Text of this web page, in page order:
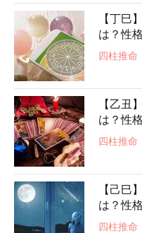
【丁巳
は？性
四柱推命
【乙丑
は？性
四柱推命
【己巳
は？性
四柱推命